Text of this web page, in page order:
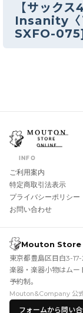
【サック
Insanity〈
SXFO-075
INFO
ご利用案内
特定商取引法表示
プライバシーポリシー
お問い合わせ
Mouton Store
東京都豊島区目白3-
楽器・楽器小物はムー
予約制。
Mouton&Company 公
フォームから問い